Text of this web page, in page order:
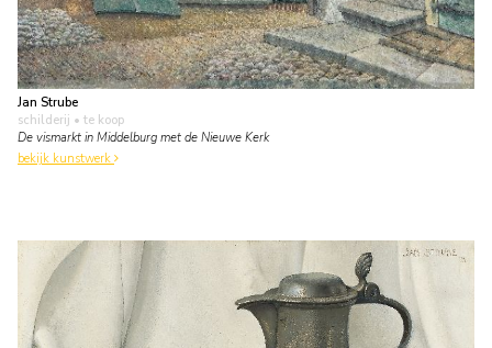
Jan Strube
schilderij • te koop
De vismarkt in Middelburg met de Nieuwe Kerk
bekijk kunstwerk